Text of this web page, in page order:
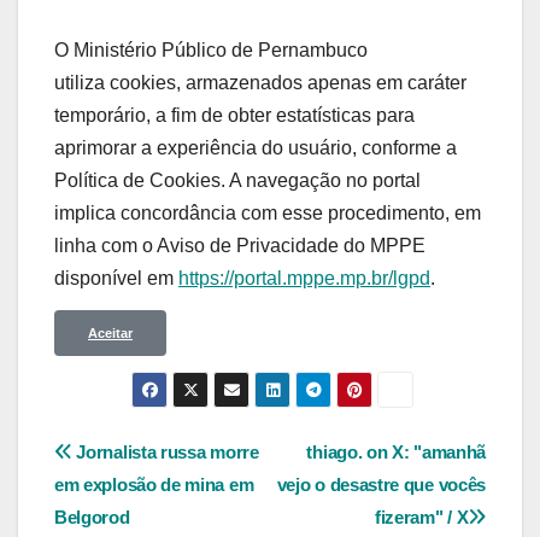
O Ministério Público de Pernambuco
utiliza cookies, armazenados apenas em caráter
temporário, a fim de obter estatísticas para
aprimorar a experiência do usuário, conforme a
Política de Cookies. A navegação no portal
implica concordância com esse procedimento, em
linha com o Aviso de Privacidade do MPPE
disponível em https://portal.mppe.mp.br/lgpd.​​​​​​​
Aceitar
Navegação
de
thiago. on X: "amanhã
vejo o desastre que vocês
fizeram" / X
Jornalista russa morre
em explosão de mina em
Belgorod